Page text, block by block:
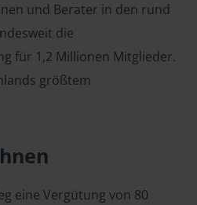
und Berater in den rund
die
für 1,2 Millionen Mitglieder.
größtem
eine Vergütung von 80